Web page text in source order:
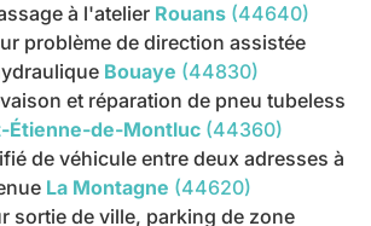
à l'atelier Rouans (44640)
problème de direction assistée
Bouaye (44830)
et réparation de pneu tubeless
Étienne-de-Montluc (44360)
de véhicule entre deux adresses à
La Montagne (44620)
sortie de ville, parking de zone